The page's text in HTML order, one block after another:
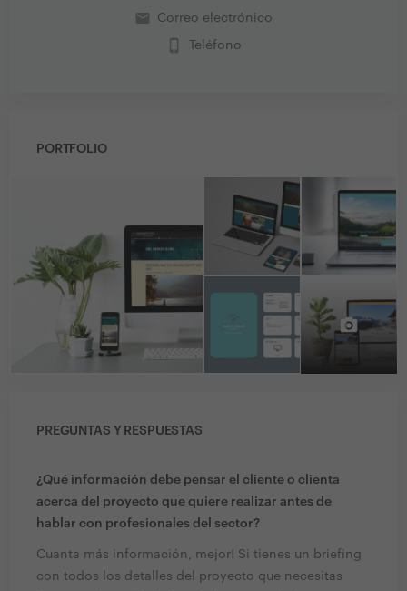
email Correo electrónico
phone_iphone Teléfono
PORTFOLIO
PREGUNTAS Y RESPUESTAS
¿Qué información debe pensar el cliente o clienta
acerca del proyecto que quiere realizar antes de
hablar con profesionales del sector?
Cuanta más información, mejor! Si tienes un briefing
con todos los detalles del proyecto que necesitas